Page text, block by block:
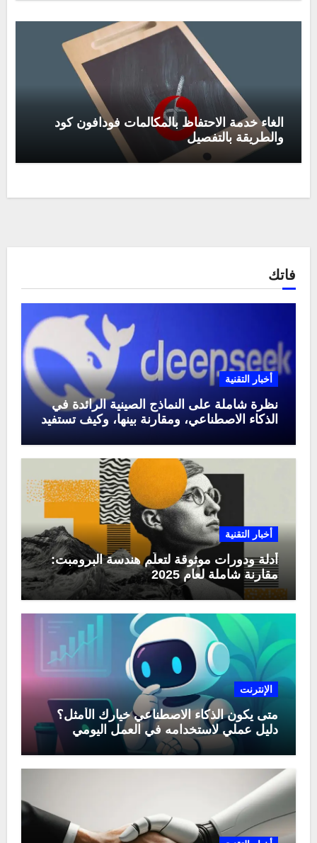
الغاء خدمة الاحتفاظ بالمكالمات فودافون كود
والطريقة بالتفصيل
فاتك
أخبار التقنية
نظرة شاملة على النماذج الصينية الرائدة في
الذكاء الاصطناعي، ومقارنة بينها، وكيف تستفيد
أخبار التقنية
أدلة ودورات موثوقة لتعلّم هندسة البرومبت:
مقارنة شاملة لعام 2025
الإنترنت
متى يكون الذكاء الاصطناعي خيارك الأمثل؟
دليل عملي لاستخدامه في العمل اليومي